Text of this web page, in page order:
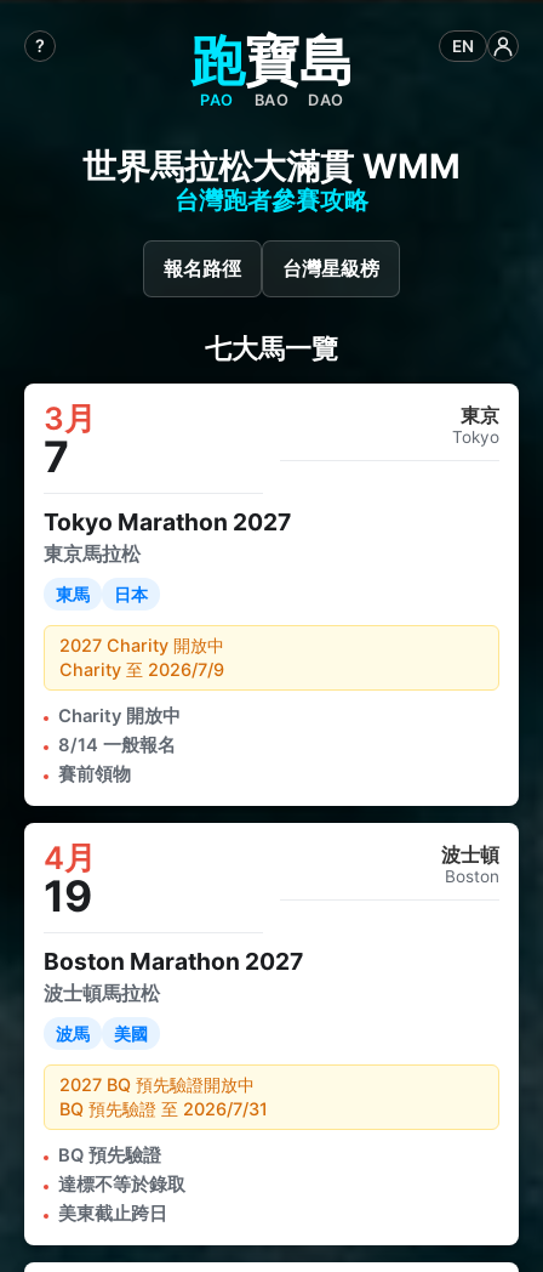
跑
PAO
寶
BAO
島
DAO
? EN
世界馬拉松大滿貫 WMM
台灣跑者參賽攻略
報名路徑 台灣星級榜
七大馬一覽
3月
7
東京
Tokyo
Tokyo Marathon 2027
東京馬拉松
東馬 日本
2027 Charity 開放中
Charity 至 2026/7/9
Charity 開放中
8/14 一般報名
賽前領物
4月
19
波士頓
Boston
Boston Marathon 2027
波士頓馬拉松
波馬 美國
2027 BQ 預先驗證開放中
BQ 預先驗證 至 2026/7/31
BQ 預先驗證
達標不等於錄取
美東截止跨日